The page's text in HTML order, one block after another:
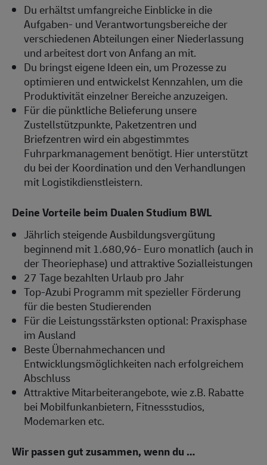
Du erhältst umfangreiche Einblicke in die
Aufgaben- und Verantwortungsbereiche der
verschiedenen Abteilungen einer Niederlassung
und arbeitest dort von Anfang an mit.
Du bringst eigene Ideen ein, um Prozesse zu
optimieren und entwickelst Kennzahlen, um die
Produktivität einzelner Bereiche anzuzeigen.
Für die pünktliche Belieferung unsere
Zustellstützpunkte, Paketzentren und
Briefzentren wird ein abgestimmtes
Fuhrparkmanagement benötigt. Hier unterstützt
du bei der Koordination und den Verhandlungen
mit Logistikdienstleistern.
Deine Vorteile beim Dualen Studium BWL
Jährlich steigende Ausbildungsvergütung
beginnend mit 1.680,96- Euro monatlich (auch in
der Theoriephase) und attraktive Sozialleistungen
27 Tage bezahlten Urlaub pro Jahr
Top-Azubi Programm mit spezieller Förderung
für die besten Studierenden
Für die Leistungsstärksten optional: Praxisphase
im Ausland
Beste Übernahmechancen und
Entwicklungsmöglichkeiten nach erfolgreichem
Abschluss
Attraktive Mitarbeiterangebote, wie z.B. Rabatte
bei Mobilfunkanbietern, Fitnessstudios,
Modemarken etc.
Wir passen gut zusammen, wenn du …